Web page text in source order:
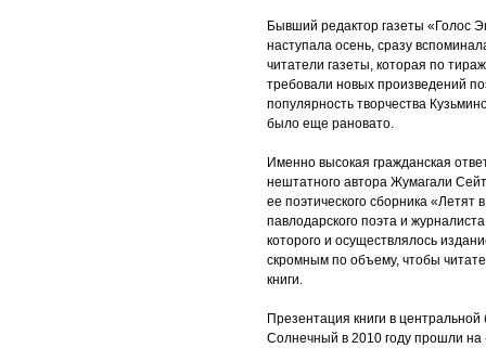
Бывший редактор газеты «Голос
наступала осень, сразу
читатели газеты, которая по
требовали новых произведений
популярность творчества
было еще рановато.
Именно высокая гражданская
нештатного автора Жумагали
ее поэтического сборника «Летят
павлодарского поэта и
которого и осуществлялось
скромным по объему, чтобы
книги.
Презентация книги в
Солнечный в 2010 году прошли на